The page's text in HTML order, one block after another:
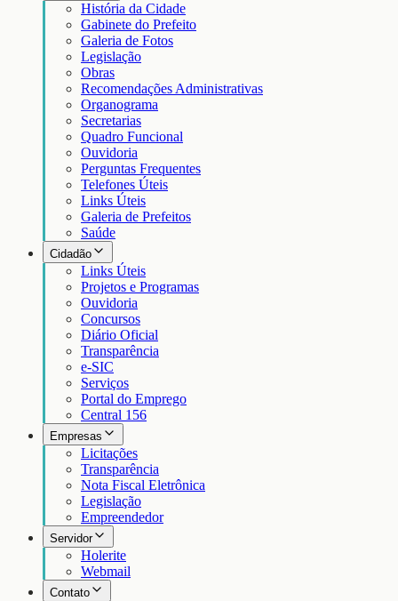
História da Cidade
Gabinete do Prefeito
Galeria de Fotos
Legislação
Obras
Recomendações Administrativas
Organograma
Secretarias
Quadro Funcional
Ouvidoria
Perguntas Frequentes
Telefones Úteis
Links Úteis
Galeria de Prefeitos
Saúde
Cidadão
Links Úteis
Projetos e Programas
Ouvidoria
Concursos
Diário Oficial
Transparência
e-SIC
Serviços
Portal do Emprego
Central 156
Empresas
Licitações
Transparência
Nota Fiscal Eletrônica
Legislação
Empreendedor
Servidor
Holerite
Webmail
Contato